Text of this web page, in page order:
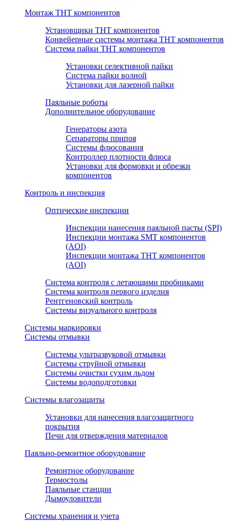
Монтаж THT компонентов
Установщики THT компонентов
Конвейерные системы монтажа THT компонентов
Система пайки THT компонентов
Установки селективной пайки
Система пайки волной
Установки для лазерной пайки
Паяльные роботы
Дополнительное оборудование
Генераторы азота
Сепараторы припоя
Системы флюсования
Контроллер плотности флюса
Установки для формовки и обрезки
компонентов
Контроль и инспекция
Оптические инспекции
Инспекции нанесения паяльной пасты (SPI)
Инспекции монтажа SMT компонентов
(AOI)
Инспекции монтажа THT компонентов
(AOI)
Система контроля с летающими пробниками
Система контроля первого изделия
Рентгеновский контроль
Системы визуального контроля
Системы маркировки
Системы отмывки
Системы ультразвуковой отмывки
Системы струйной отмывки
Системы очистки сухим льдом
Системы водоподготовки
Системы влагозащиты
Установки для нанесения влагозащитного
покрытия
Печи для отверждения материалов
Паяльно-ремонтное оборудование
Ремонтное оборудование
Термостолы
Паяльные станции
Дымоуловители
Системы хранения и учета